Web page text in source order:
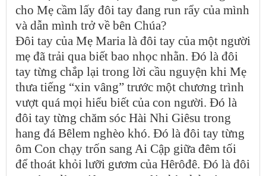
cho Mẹ cầm lấy đôi tay đang run rẩy của mình
và dẫn mình trở về bên Chúa?
Đôi tay của Mẹ Maria là đôi tay của một người
mẹ đã trải qua biết bao nhọc nhằn. Đó là đôi
tay từng chắp lại trong lời cầu nguyện khi Mẹ
thưa tiếng “xin vâng” trước một chương trình
vượt quá mọi hiểu biết của con người. Đó là
đôi tay từng chăm sóc Hài Nhi Giêsu trong
hang đá Bêlem nghèo khó. Đó là đôi tay từng
ôm Con chạy trốn sang Ai Cập giữa đêm tối
để thoát khỏi lưỡi gươm của Hêrôđê. Đó là đôi